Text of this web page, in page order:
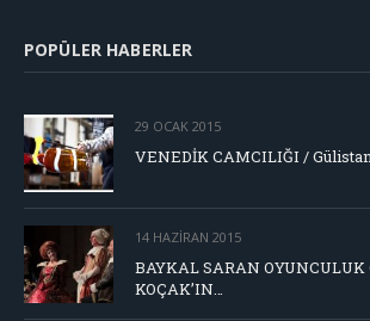
POPÜLER HABERLER
29 OCAK 2015
VENEDİK CAMCILIĞI /
14 HAZIRAN 2015
BAYKAL SARAN OYUNCULUK
KOÇAK’IN…